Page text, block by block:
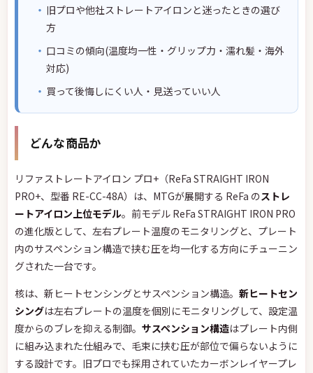
旧プロや他社ストレートアイロンと迷ったときの選び
方
口コミの傾向(温度均一性・グリップ力・濡れ髪・海外
対応)
買って後悔しにくい人・見送っていい人
どんな商品か
リファストレートアイロン プロ+（ReFa STRAIGHT IRON
PRO+、型番 RE-CC-48A）は、MTGが展開する ReFa のストレ
ートアイロン上位モデル。前モデル ReFa STRAIGHT IRON PRO
の進化版として、左右プレート温度のモニタリングと、プレート
内のサスペンション構造で挟む圧を均一化する方向にチューニン
グされた一台です。
核は、新ヒートセンシングとサスペンション構造。 新ヒートセン
シングは左右プレートの温度を個別にモニタリングして、設定温
度からのブレを抑える制御。 サスペンション構造はプレート内側
に組み込まれた仕組みで、毛束に挟む圧が部位で偏らないように
する設計です。旧プロでも採用されていたカーボンレイヤープレ